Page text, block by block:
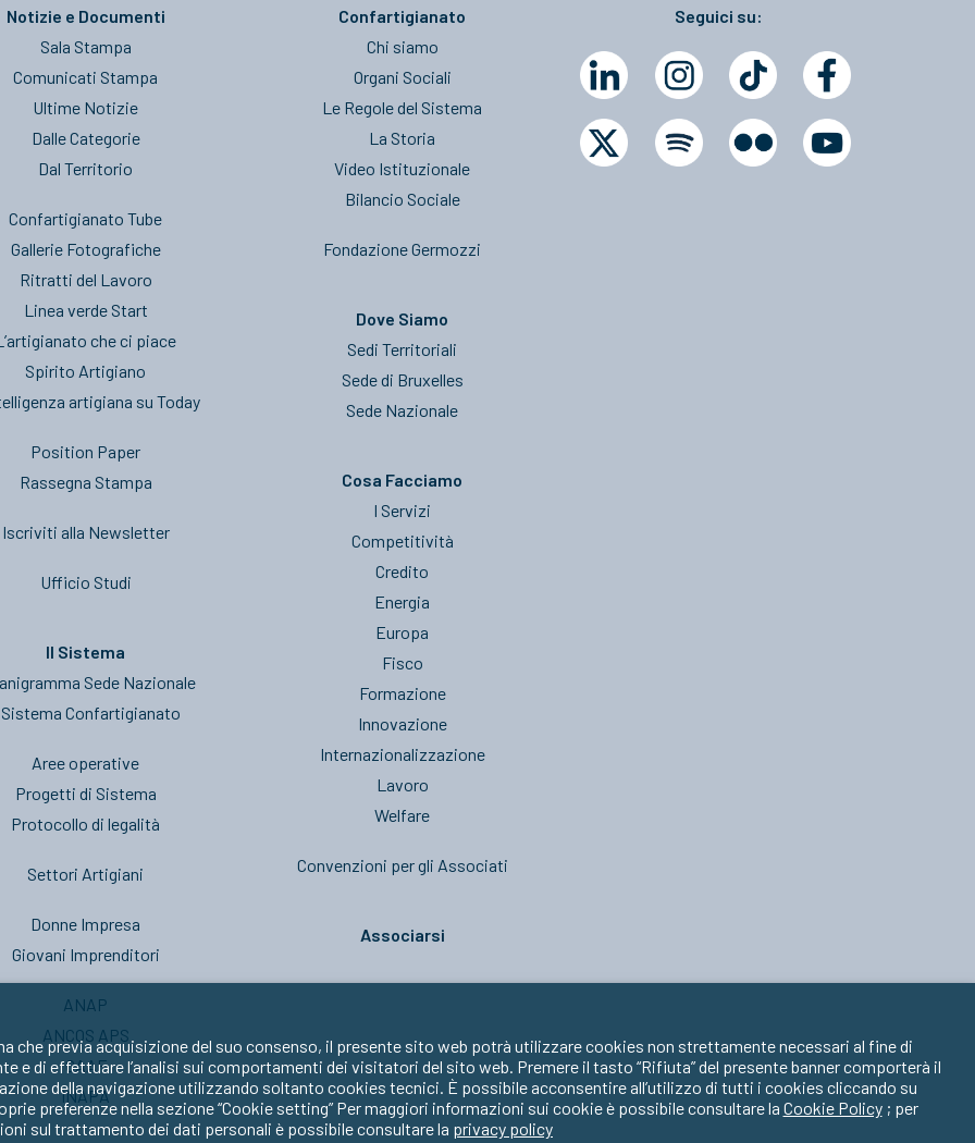
Notizie e Documenti
Sala Stampa
Comunicati Stampa
Ultime Notizie
Dalle Categorie
Dal Territorio
Confartigianato Tube
Gallerie Fotografiche
Ritratti del Lavoro
Linea verde Start
che ci piace
Spirito Artigiano
artigiana su Today
Position Paper
Rassegna Stampa
Iscriviti alla Newsletter
Ufficio Studi
Il Sistema
Sede Nazionale
Confartigianato
Aree operative
Progetti di Sistema
Protocollo di legalità
Settori Artigiani
Donne Impresa
Giovani Imprenditori
ANAP
ANCOS APS
CAAF
INAPA
Confartigianato
Chi siamo
Organi Sociali
Le Regole del Sistema
La Storia
Video Istituzionale
Bilancio Sociale
Fondazione Germozzi
Dove Siamo
Sedi Territoriali
Sede di Bruxelles
Sede Nazionale
Cosa Facciamo
I Servizi
Competitività
Credito
Energia
Europa
Fisco
Formazione
Innovazione
Internazionalizzazione
Lavoro
Welfare
Convenzioni per gli Associati
Associarsi
Seguici su:
che previa acquisizione del suo consenso, il presente sito web potrà utilizzare cookies non strettamente necessari al fine di
e di effettuare l’analisi sui comportamenti dei visitatori del sito web. Premere il tasto “Rifiuta” del presente banner comporterà il
della navigazione utilizzando soltanto cookies tecnici. È possibile acconsentire all’utilizzo di tutti i cookies cliccando su
preferenze nella sezione “Cookie setting” Per maggiori informazioni sui cookie è possibile consultare la Cookie Policy; per
sul trattamento dei dati personali è possibile consultare la privacy policy